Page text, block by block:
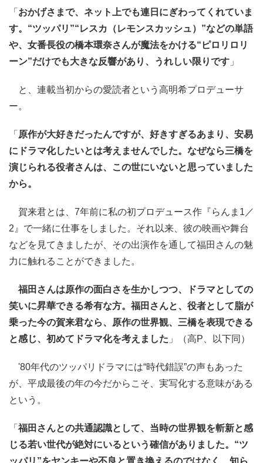
「 おかげさまで、ネット上でも連日にぎわってくれていま
す。“ツッパリ”“レスカ（レモンスカッシュ）”などの単語
や、女番長役の橋本環奈さんが魔法をかける“ピロリロリ
ーン”だけでも大きな反響があり、うれしい限りです 」
と、連載当初からの愛読者という高明希プロデューサ
ー。
「 原作が大好きだったんですが、好きすぎるあまり、安易
にドラマ化したいとは考えませんでした。なぜなら三橋を
演じられる役者さんは、この世にいないと思っていました
から。
賀来君とは、7年前に私の初プロデュース作『らんま1／
2』で一緒に仕事をしました。それ以来、彼の映画や舞台
などを見てきましたが、その出演作を通して福田さんの魅
力に触れることができました。
福田さんは原作の面白さを生かしつつ、ドラマとしての
笑いに昇華できる希有な方。福田さんと、役者として脂が
乗った今の賀来君なら、原作の世界観、三橋を表現できる
と感じ、初めてドラマ化を考えました 」（高P、以下同）
'80年代のツッパリドラマには“時代錯誤”の声もあった
が、平成最後の年の今だからこそ、実写化する意味がある
という。
「 福田さんとの共通認識として、当時の世界観を斬新と感
じる若い世代が絶対にいるという確信がありました。“ツ
ッパリ”をヤンキーや不良と置き換えるのではなく、知ら